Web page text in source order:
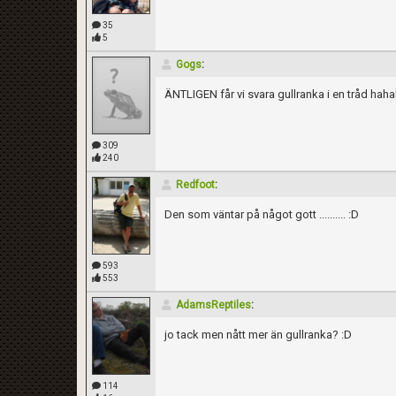
35
5
309
240
Gogs:
ÄNTLIGEN får vi svara gullranka i en tråd
593
553
Redfoot:
Den som väntar på något gott .......... :D
114
AdamsReptiles:
jo tack men nått mer än gullranka? :D